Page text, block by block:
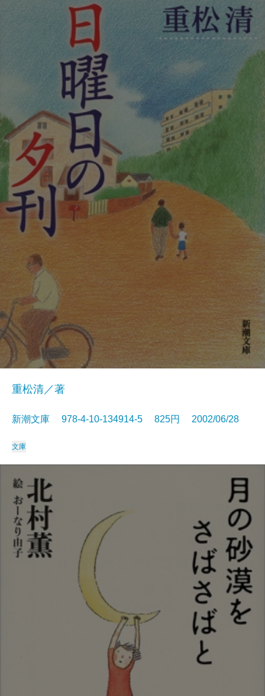
重松清／著
新潮文庫 978-4-10-134914-5 825円 2002/06/28
文庫